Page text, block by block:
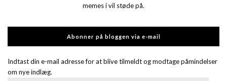
memes i vil støde på.
Abonner på bloggen via e-mail
Indtast din e-mail adresse for at blive tilmeldt og modtage påmindelser
om nye indlæg.